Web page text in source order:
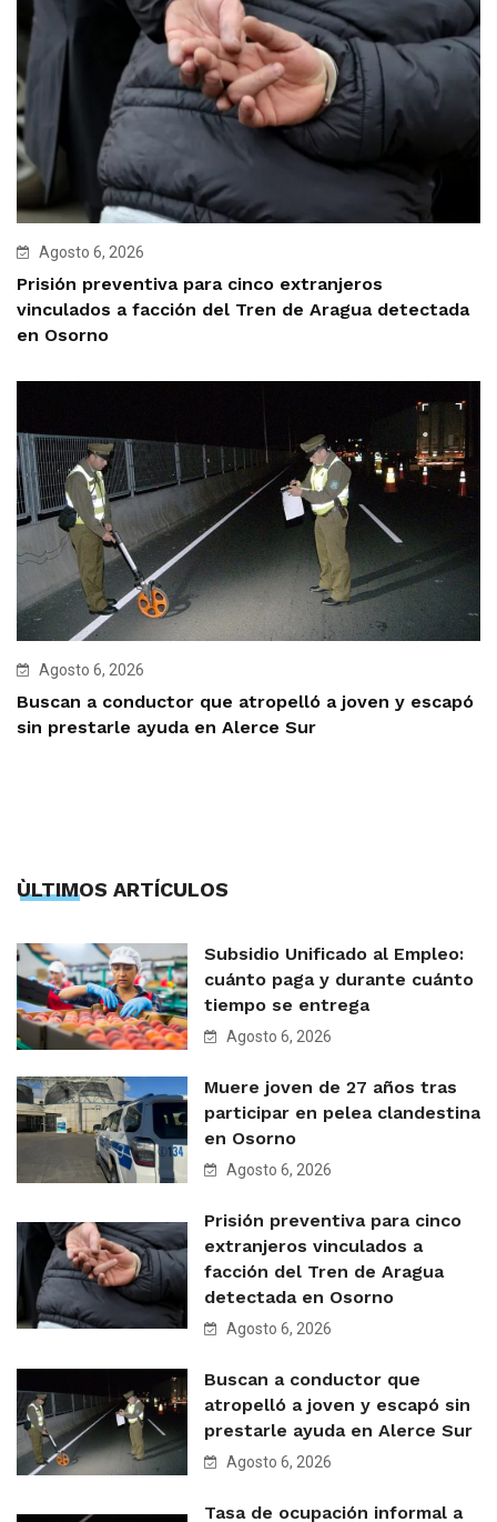
Agosto 6, 2026
Prisión preventiva para cinco extranjeros
vinculados a facción del Tren de Aragua detectada
en Osorno
Agosto 6, 2026
Buscan a conductor que atropelló a joven y escapó
sin prestarle ayuda en Alerce Sur
ÙLTIMOS ARTÍCULOS
Subsidio Unificado al Empleo:
cuánto paga y durante cuánto
tiempo se entrega
Agosto 6, 2026
Muere joven de 27 años tras
participar en pelea clandestina
en Osorno
Agosto 6, 2026
Prisión preventiva para cinco
extranjeros vinculados a
facción del Tren de Aragua
detectada en Osorno
Agosto 6, 2026
Buscan a conductor que
atropelló a joven y escapó sin
prestarle ayuda en Alerce Sur
Agosto 6, 2026
Tasa de ocupación informal a